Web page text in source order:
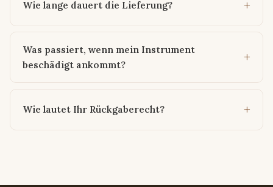
Wie lange dauert die Lieferung?
Was passiert, wenn mein Instrument
beschädigt ankommt?
Wie lautet Ihr Rückgaberecht?